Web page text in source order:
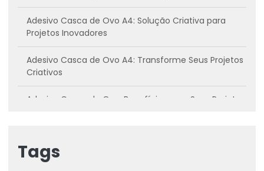
Adesivo Casca de Ovo A4: Solução Criativa para
Projetos Inovadores
Adesivo Casca de Ovo A4: Transforme Seus Projetos
Criativos
Adesivo Casca de Ovo: Benefícios para Seus Projetos
como utilizar
Tags